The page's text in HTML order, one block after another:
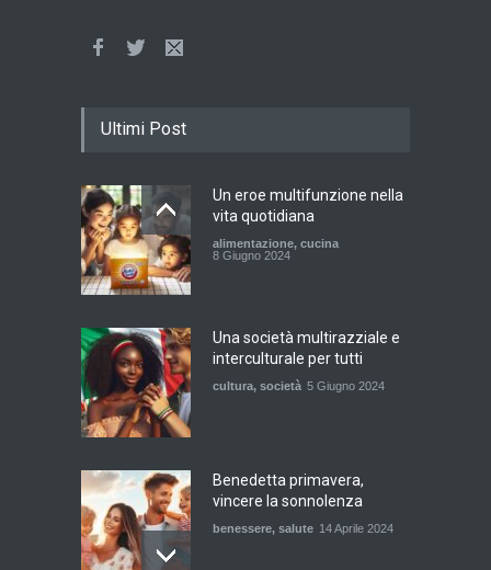
Ultimi Post
Un eroe multifunzione nella
vita quotidiana
alimentazione, cucina
8 Giugno 2024
Una società multirazziale e
interculturale per tutti
cultura, società 5 Giugno 2024
Benedetta primavera,
vincere la sonnolenza
benessere, salute 14 Aprile 2024